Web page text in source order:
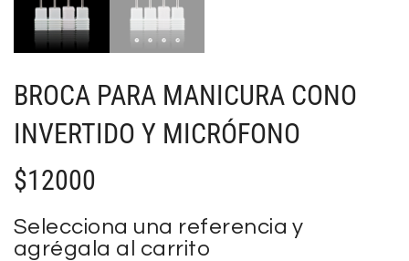
BROCA PARA MANICURA CONO
INVERTIDO Y MICRÓFONO
$12000
Selecciona una referencia y
agrégala al carrito